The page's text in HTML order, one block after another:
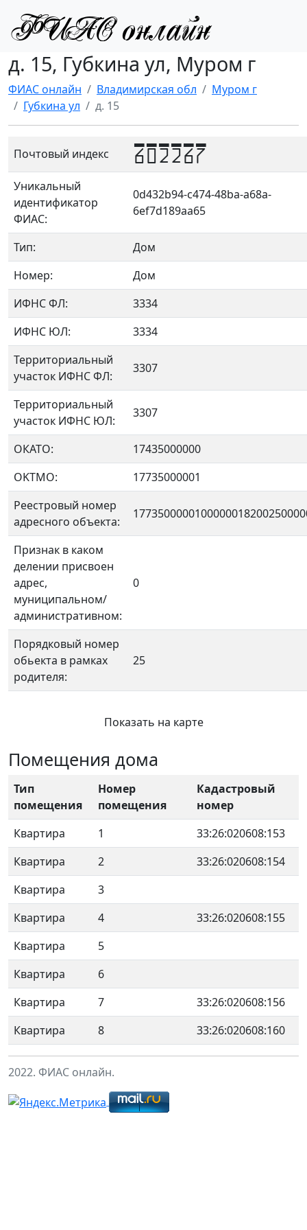
д. 15, Губкина ул, Муром г
ФИАС онлайн Владимирская обл
Муром г
Губкина ул
д. 15
Почтовый индекс 602267
Уникальный
идентификатор
ФИАС:
0d432b94-c474-48ba-a68a-
6ef7d189aa65
Тип:
Дом
Номер:
Дом
ИФНС ФЛ:
3334
ИФНС ЮЛ:
3334
Территориальный
участок ИФНС ФЛ:
3307
Территориальный
участок ИФНС ЮЛ:
3307
ОКАТО:
17435000000
OKTMO:
17735000001
Реестровый номер
адресного объекта:
Признак в каком
делении присвоен
адрес,
муниципальном/
административном:
0
Порядковый номер
обьекта в рамках
родителя:
25
Показать на карте
Помещения дома
Тип
помещения
Номер
помещения
Кадастровый
номер
Квартира
1
33:26:020608:153
Квартира
2
33:26:020608:154
Квартира
3
Квартира
4
33:26:020608:155
Квартира
5
Квартира
6
Квартира
7
33:26:020608:156
Квартира
8 33:26:020608:160
2022. ФИАС онлайн.